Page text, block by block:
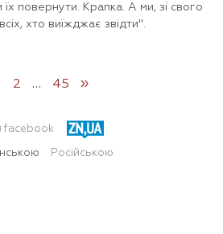
їх повернути. Крапка. А ми, зі свого
хто виїжджає звідти".
2 … 45 »
facebook
Російською